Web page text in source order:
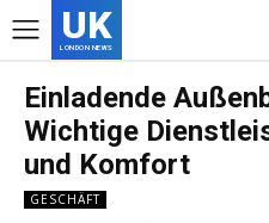
UK
LONDON NEWS
Einladende
Wichtige
und Komfort
GESCHÄFT